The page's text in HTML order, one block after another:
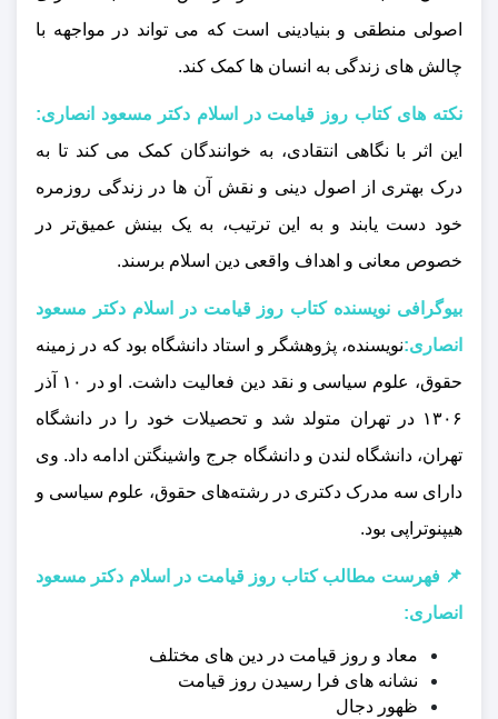
اصولی منطقی و بنیادینی است که می‌ تواند در مواجهه با
چالش‌ های زندگی به انسان‌ ها کمک کند.
نکته های کتاب روز قیامت در اسلام دکتر مسعود انصاری:
این اثر با نگاهی انتقادی، به خوانندگان کمک می‌ کند تا به
درک بهتری از اصول دینی و نقش آن‌ ها در زندگی روزمره
خود دست یابند و به این ترتیب، به یک بینش عمیق‌تر در
خصوص معانی و اهداف واقعی دین اسلام برسند.
بیوگرافی نویسنده کتاب روز قیامت در اسلام دکتر مسعود
انصاری:نویسنده، پژوهشگر و استاد دانشگاه بود که در زمینه
حقوق، علوم سیاسی و نقد دین فعالیت داشت. او در ۱۰ آذر
۱۳۰۶ در تهران متولد شد و تحصیلات خود را در دانشگاه
تهران، دانشگاه لندن و دانشگاه جرج واشینگتن ادامه داد. وی
دارای سه مدرک دکتری در رشته‌های حقوق، علوم سیاسی و
هیپنوتراپی بود.
📌 فهرست مطالب کتاب روز قیامت در اسلام دکتر مسعود
انصاری:
معاد و روز قیامت در دین های مختلف
نشانه های فرا رسیدن روز قیامت
ظهور دجال